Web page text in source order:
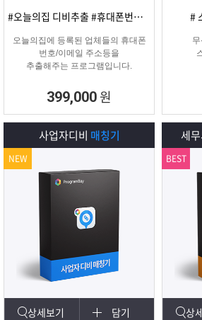
#오늘의집 디비추출 #휴대폰번호/이메일
오늘의집에 등록된 업체들의 휴대폰
번호/이메일 주소등을
추출해주는 프로그램입니다.
399,000 원
#
사업자디비 매칭기
상세보기 담기
NEW
세
상
BEST